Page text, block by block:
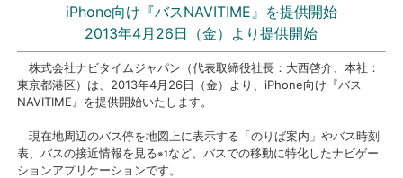
サービス
個人向けサービス
採用情報
iPhone向け『バスNAVITIME』を提供開始
2013年4月26日（金）より提供開始
株式会社ナビタイムジャパン（代表取締役社長：大西啓介、本社：
東京都港区）は、2013年4月26日（金）より、iPhone向け『バス
NAVITIME』を提供開始いたします。
現在地周辺のバス停を地図上に表示する「のりば案内」やバス時刻
表、バスの接近情報を見る※1など、バスでの移動に特化したナビゲー
ションアプリケーションです。